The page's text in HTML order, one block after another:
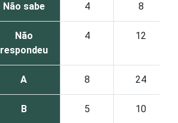
Não sabe 4 8
Não
respondeu
4 12
A 8 24
B 5 10